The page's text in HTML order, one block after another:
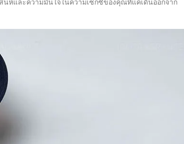
สน่ห์และความมั่นใจในความเซ็กซี่ของคุณที่แค่เดินออกจาก